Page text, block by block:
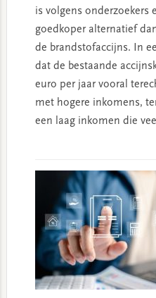
is volgens onderzoekers
goedkoper alternatief
de brandstofaccijns. In
dat de bestaande
euro per jaar vooral
met hogere inkomens,
een laag inkomen die